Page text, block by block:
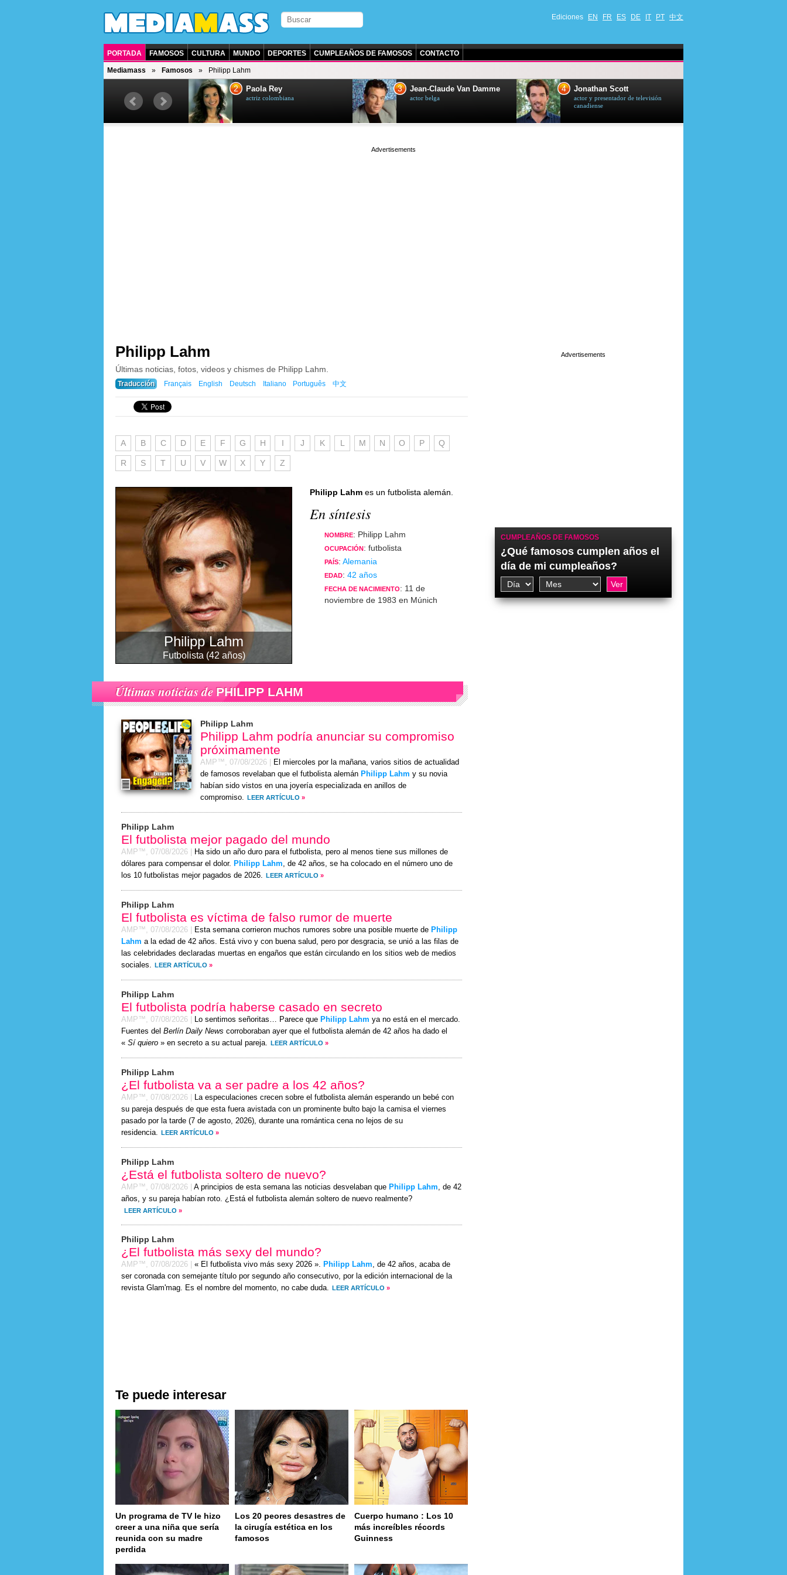
Ediciones EN FR ES DE IT PT 中文
PORTADA FAMOSOS CULTURA MUNDO DEPORTES CUMPLEAÑOS DE FAMOSOS CONTACTO
Mediamass Famosos Philipp Lahm
actor y presentador de televisión
2 Paola Rey
actriz colombiana
3 Jean-Claude Van Damme
actor belga
4 Jonathan Scott
actor y presentador de televisión
canadiense
Philipp Lahm
Últimas noticias, fotos, videos y chismes de Philipp Lahm.
Traducción Français English Deutsch Italiano Português 中文
A B C D E F G H I J K L M N O P Q
R S T U V W X Y Z
Philipp Lahm
Futbolista (42 años)
Philipp Lahm es un futbolista alemán.
En síntesis
NOMBRE: Philipp Lahm
OCUPACIÓN: futbolista
PAÍS: Alemania
EDAD: 42 años
FECHA DE NACIMIENTO: 11 de
noviembre de 1983 en Múnich
Últimas noticias dePHILIPP LAHM
Philipp Lahm
Philipp Lahm podría anunciar su compromiso
próximamente
AMP™, 07/08/2026
El miercoles por la mañana, varios sitios de actualidad
de famosos revelaban que el futbolista alemán Philipp Lahm y su novia
habían sido vistos en una joyería especializada en anillos de
compromiso. LEER ARTÍCULO »
Philipp Lahm
El futbolista mejor pagado del mundo
AMP™, 07/08/2026
Ha sido un año duro para el futbolista, pero al menos tiene sus millones de
dólares para compensar el dolor. Philipp Lahm, de 42 años, se ha colocado en el número uno de
los 10 futbolistas mejor pagados de 2026. LEER ARTÍCULO »
Philipp Lahm
El futbolista es víctima de falso rumor de muerte
AMP™, 07/08/2026 Esta semana corrieron muchos rumores sobre una posible muerte de Philipp
Lahm a la edad de 42 años. Está vivo y con buena salud, pero por desgracia, se unió a las filas de
las celebridades declaradas muertas en engaños que están circulando en los sitios web de medios
sociales. LEER ARTÍCULO »
Philipp Lahm
El futbolista podría haberse casado en secreto
AMP™, 07/08/2026 Lo sentimos señoritas… Parece que Philipp Lahm ya no está en el mercado.
Fuentes del Berlín Daily News corroboraban ayer que el futbolista alemán de 42 años ha dado el
« Sí quiero » en secreto a su actual pareja. LEER ARTÍCULO »
Philipp Lahm
¿El futbolista va a ser padre a los 42 años?
AMP™, 07/08/2026
La especulaciones crecen sobre el futbolista alemán esperando un bebé con
su pareja después de que esta fuera avistada con un prominente bulto bajo la camisa el viernes
pasado por la tarde (7 de agosto, 2026), durante una romántica cena no lejos de su
residencia. LEER ARTÍCULO »
Philipp Lahm
¿Está el futbolista soltero de nuevo?
AMP™, 07/08/2026 A principios de esta semana las noticias desvelaban que Philipp Lahm, de 42
años, y su pareja habían roto. ¿Está el futbolista alemán soltero de nuevo realmente?
LEER ARTÍCULO »
Philipp Lahm
¿El futbolista más sexy del mundo?
AMP™, 07/08/2026 « El futbolista vivo más sexy 2026 ». Philipp Lahm, de 42 años, acaba de
ser coronada con semejante título por segundo año consecutivo, por la edición internacional de la
revista Glam'mag. Es el nombre del momento, no cabe duda. LEER ARTÍCULO »
Te puede interesar
Un programa de TV le hizo
creer a una niña que sería
reunida con su madre
perdida
Los 20 peores desastres de
la cirugía estética en los
famosos
Cuerpo humano : Los 10
más increíbles récords
Guinness
CUMPLEAÑOS DE FAMOSOS
¿Qué famosos cumplen años el
día de mi cumpleaños?